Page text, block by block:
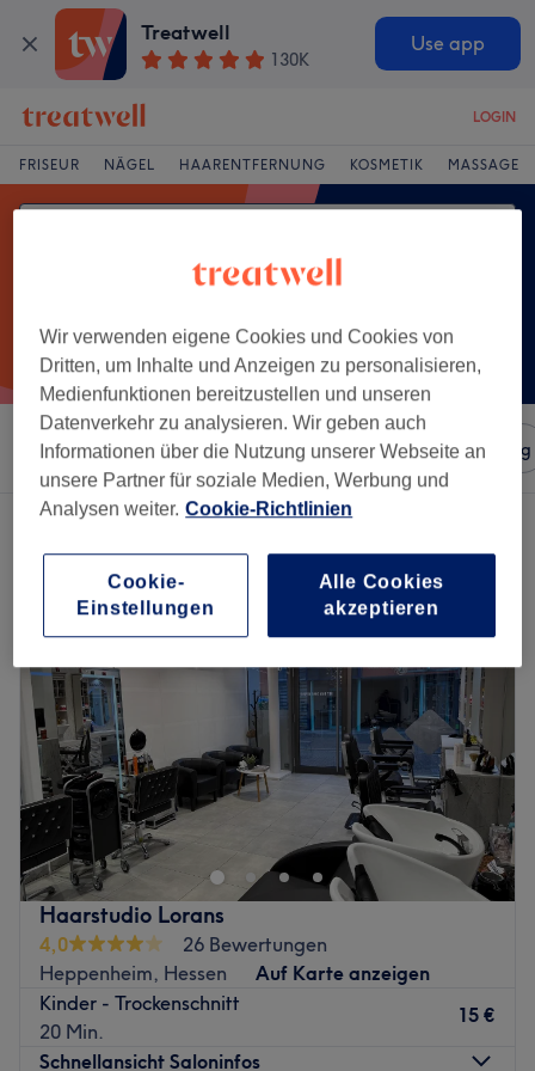
Treatwell
130K
Use app
LOGIN
FRISEUR NÄGEL HAARENTFERNUNG KOSMETIK MASSAGE
Sortieren nach Salons Expressangebote Bewertung
Ein Salon, der anbietet:
Haarstudio Lorans
4,0
26 Bewertungen
Heppenheim, Hessen
Auf Karte anzeigen
Kinder - Trockenschnitt
20 Min.
15 €
Schnellansicht Saloninfos
Wir verwenden eigene Cookies und Cookies von
Dritten, um Inhalte und Anzeigen zu personalisieren,
Medienfunktionen bereitzustellen und unseren
Datenverkehr zu analysieren. Wir geben auch
Informationen über die Nutzung unserer Webseite an
unsere Partner für soziale Medien, Werbung und
Analysen weiter. Cookie-Richtlinien
Cookie-
Einstellungen
Alle Cookies
akzeptieren